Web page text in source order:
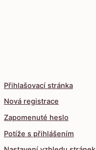
Přihlašovací stránka
Nová registrace
Zapomenuté heslo
Potíže s přihlášením